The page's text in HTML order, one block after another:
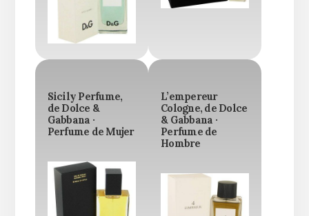
Sicily Perfume,
de Dolce &
Gabbana ·
Perfume de Mujer
L’empereur
Cologne, de Dolce
& Gabbana ·
Perfume de
Hombre